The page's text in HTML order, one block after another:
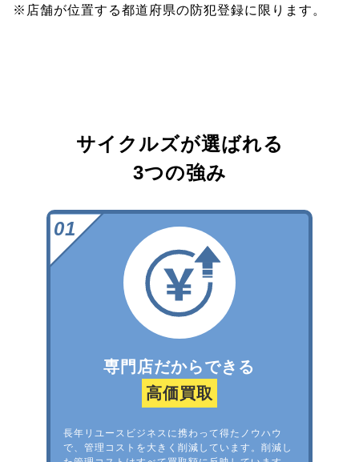
※店舗が位置する都道府県の防犯登録に限ります。
サイクルズが選ばれる
3つの強み
専門店だからできる
高価買取
長年リユースビジネスに携わって得たノウハウ
で、管理コストを大きく削減しています。削減し